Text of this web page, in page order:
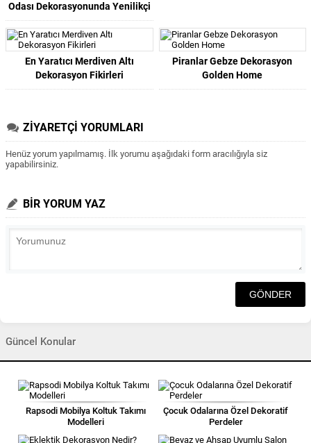
Odası Dekorasyonunda Yenilikçi
Fikirler!
En Yaratıcı Merdiven Altı
Dekorasyon Fikirleri
Piranlar Gebze Dekorasyon
Golden Home
ZİYARETÇİ YORUMLARI
Henüz yorum yapılmamış. İlk yorumu aşağıdaki form aracılığıyla siz
yapabilirsiniz.
BİR YORUM YAZ
Güncel Konular
Rapsodi Mobilya Koltuk Takımı
Modelleri
Çocuk Odalarına Özel Dekoratif
Perdeler